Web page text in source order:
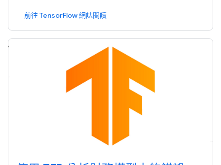
前往 TensorFlow 網誌閱讀